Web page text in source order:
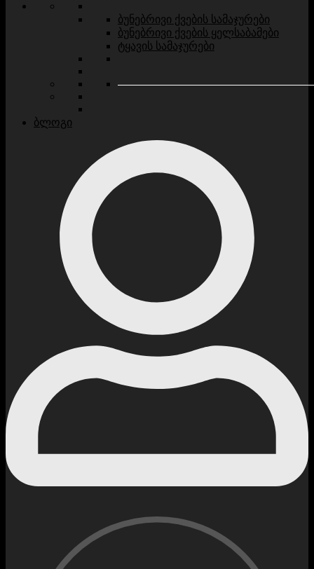
ბუნებრივი ქვების სამაჯურები
ბუნებრივი ქვების ყელსაბამები
ტყავის სამაჯურები
ბლოგი